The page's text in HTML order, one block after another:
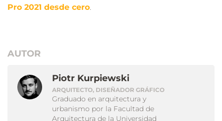
Pro 2021 desde cero.
AUTOR
Piotr Kurpiewski
ARQUITECTO, DISEÑADOR GRÁFICO
Graduado en arquitectura y
urbanismo por la Facultad de
Arquitectura de la Universidad